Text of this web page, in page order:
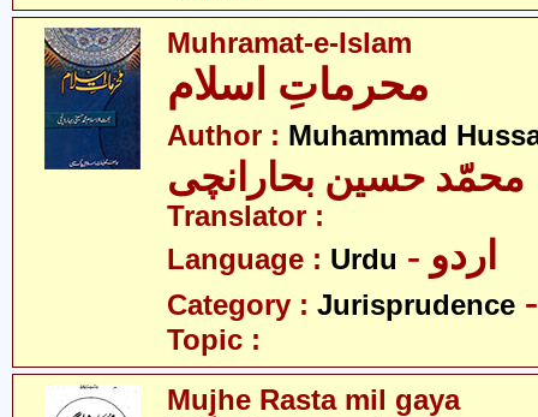
Muhramat-e-Islam
محرماتِ اسلام
Author : Muhammad
محمّد حسین بحارانچی
Translator :
Language : Urdu - اردو
Category : Jurisprudence
Topic :
Mujhe Rasta mil gaya